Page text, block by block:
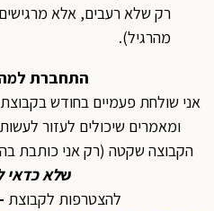
רק שלא רעבים, אלא מרגישים
מהרגיל).
התחברת למה
אני שולחת פעמיים בחודש בקבוצת
ומאמרים שיכולים לעזור
הקבוצה שקטה (רק אני כותבת
לא כדאי
להצטרפות לקבוצת–